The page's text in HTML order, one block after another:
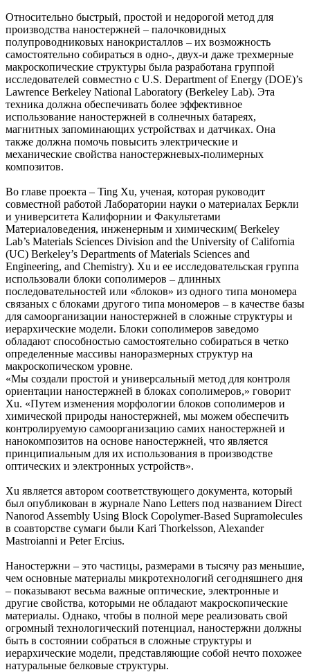
Относительно быстрый, простой и недорогой метод для
производства наностержней – палочковидных
полупроводниковых нанокристаллов – их возможность
самостоятельно собираться в одно-, двух-и даже трехмерные
макроскопические структуры была разработана группой
исследователей совместно с U.S. Department of Energy (DOE)’s
Lawrence Berkeley National Laboratory (Berkeley Lab). Эта
техника должна обеспечивать более эффективное
использование наностержней в солнечных батареях,
магнитных запоминающих устройствах и датчиках. Она
также должна помочь повысить электрические и
механические свойства наностержневых-полимерных
композитов.
Во главе проекта – Ting Xu, ученая, которая руководит
совместной работой Лаборатории науки о материалах Беркли
и университета Калифорнии и Факультетами
Материаловедения, инженерным и химическим( Berkeley
Lab’s Materials Sciences Division and the University of California
(UC) Berkeley’s Departments of Materials Sciences and
Engineering, and Chemistry). Xu и ее исследовательская группа
использовали блоки сополимеров – длинных
последовательностей или «блоков» из одного типа мономера
связаных с блоками другого типа мономеров – в качестве базы
для самоорганизации наностержней в сложные структуры и
иерархические модели. Блоки сополимеров заведомо
обладают способностью самостоятельно собираться в четко
определенные массивы наноразмерных структур на
макроскопическом уровне.
«Мы создали простой и универсальный метод для контроля
ориентации наностержней в блоках сополимеров,» говорит
Xu. «Путем изменения морфологии блоков сополимеров и
химической природы наностержней, мы можем обеспечить
контролируемую самоорганизацию самих наностержней и
нанокомпозитов на основе наностержней, что является
принципиальным для их использования в производстве
оптических и электронных устройств».
Xu является автором соответствующего документа, который
был опубликован в журнале Nano Letters под названием Direct
Nanorod Assembly Using Block Copolymer-Based Supramolecules
в соавторстве сумаги были Kari Thorkelsson, Alexander
Mastroianni и Peter Ercius.
Наностержни – это частицы, размерами в тысячу раз меньшие,
чем основные материалы микротехнологий сегодняшнего дня
– показывают весьма важные оптические, электронные и
другие свойства, которыми не обладают макроскопические
материалы. Однако, чтобы в полной мере реализовать свой
огромный технологический потенциал, наностержни должны
быть в состоянии собраться в сложные структуры и
иерархические модели, представляющие собой нечто похожее
натуральные белковые структуры.